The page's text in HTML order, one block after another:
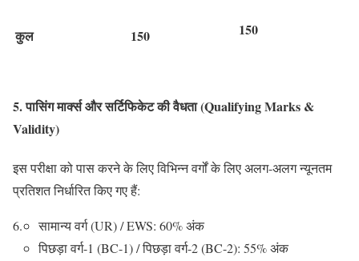
कुल 150 150
5. पासिंग मार्क्स और सर्टिफिकेट की वैधता (Qualifying Marks &
Validity)
इस परीक्षा को पास करने के लिए विभिन्न वर्गों के लिए अलग-अलग न्यूनतम
प्रतिशत निर्धारित किए गए हैं:
सामान्य वर्ग (UR) / EWS: 60% अंक
पिछड़ा वर्ग-1 (BC-1) / पिछड़ा वर्ग-2 (BC-2): 55% अंक